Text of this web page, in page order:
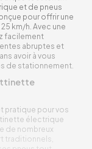
et de pneus
pour offrir une
km/h. Avec une
facilement
abruptes et
avoir à vous
de stationnement.
pratique pour vos
électrique
de nombreux
traditionnels,